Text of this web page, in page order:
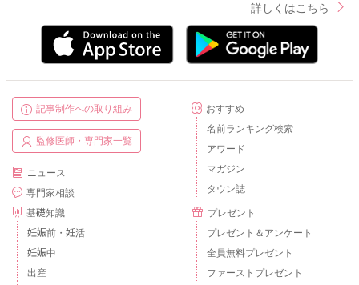
詳しくはこちら
記事制作への取り組み
監修医師・専門家一覧
ニュース
専門家相談
基礎知識
妊娠前・妊活
妊娠中
出産
おすすめ
名前ランキング検索
アワード
マガジン
タウン誌
プレゼント
プレゼント＆アンケート
全員無料プレゼント
ファーストプレゼント